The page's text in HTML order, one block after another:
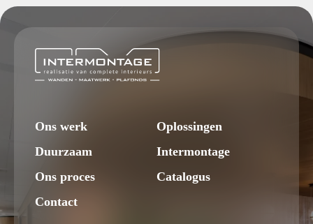
Ons werk
Oplossingen
Duurzaam
Intermontage
Ons proces
Catalogus
Contact